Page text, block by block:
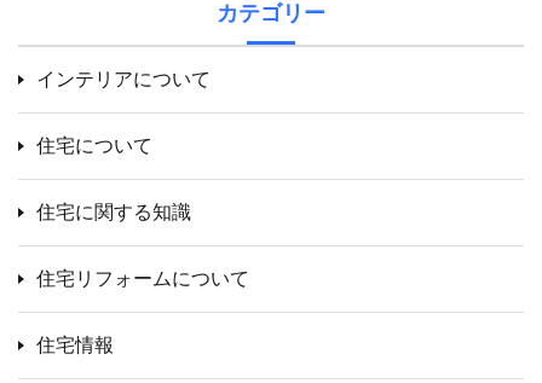
カテゴリー
インテリアについて
住宅について
住宅に関する知識
住宅リフォームについて
住宅情報